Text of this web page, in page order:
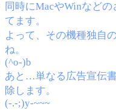
同時にMacやWinなど
てます。
よって、その機種独自
ね。
(^o-)b
あと…単なる広告宣伝
除します。
(-.-;)y-~~~